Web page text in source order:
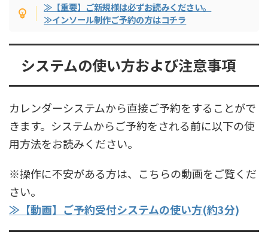
≫【重要】ご新規様は必ずお読みください。
≫インソール制作ご予約の方はコチラ
システムの使い方および注意事項
カレンダーシステムから直接ご予約をすることがで
きます。システムからご予約をされる前に以下の使
用方法をお読みください。
※操作に不安がある方は、こちらの動画をご覧くだ
さい。
≫【動画】ご予約受付システムの使い方(約3分)